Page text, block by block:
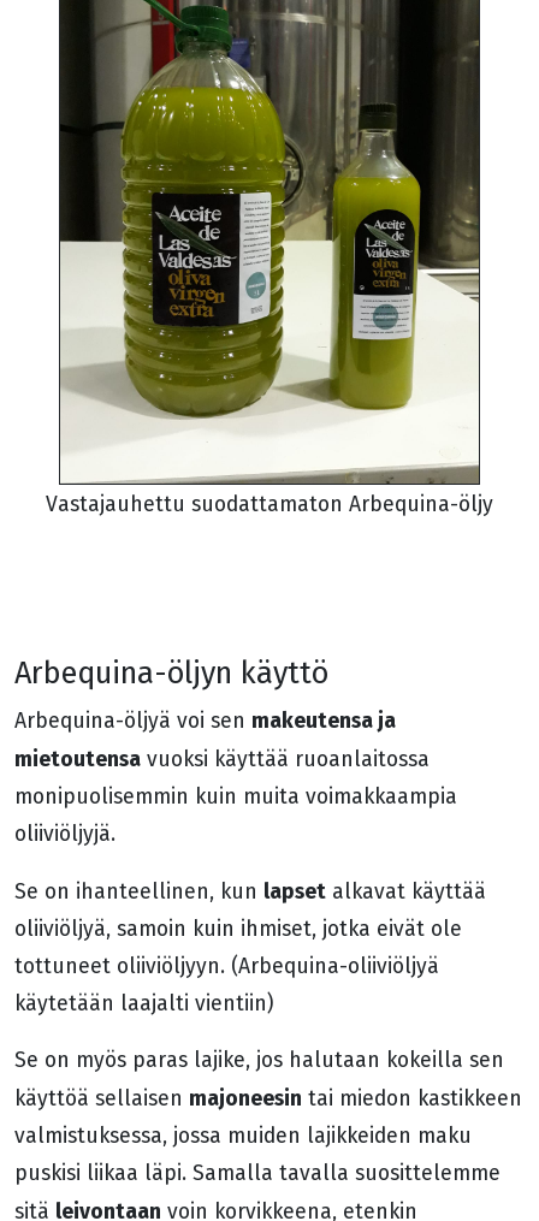
Vastajauhettu suodattamaton Arbequina-öljy
Arbequina-öljyn käyttö
Arbequina-öljyä voi sen makeutensa ja
mietoutensa vuoksi käyttää ruoanlaitossa
monipuolisemmin kuin muita voimakkaampia
oliiviöljyjä.
Se on ihanteellinen, kun lapset alkavat käyttää
oliiviöljyä, samoin kuin ihmiset, jotka eivät ole
tottuneet oliiviöljyyn. (Arbequina-oliiviöljyä
käytetään laajalti vientiin)
Se on myös paras lajike, jos halutaan kokeilla sen
käyttöä sellaisen majoneesin tai miedon kastikkeen
valmistuksessa, jossa muiden lajikkeiden maku
puskisi liikaa läpi. Samalla tavalla suosittelemme
sitä leivontaan voin korvikkeena, etenkin